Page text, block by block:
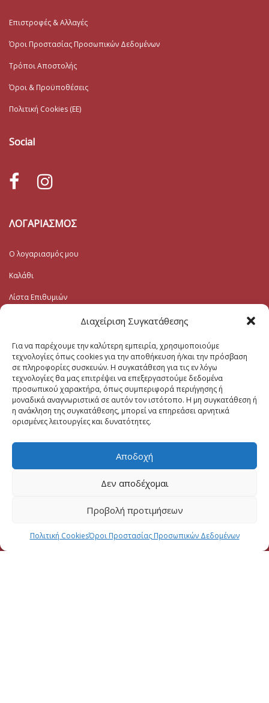
Διαχείριση Συγκατάθεσης
Για να παρέχουμε την καλύτερη εμπειρία, χρησιμοποιούμε
τεχνολογίες όπως cookies για την αποθήκευση ή/και την πρόσβαση
σε πληροφορίες συσκευών. Η συγκατάθεση για τις εν λόγω
τεχνολογίες θα μας επιτρέψει να επεξεργαστούμε δεδομένα
προσωπικού χαρακτήρα, όπως συμπεριφορά περιήγησης ή
μοναδικά αναγνωριστικά σε αυτόν τον ιστότοπο. Η μη συγκατάθεση ή
η ανάκληση της συγκατάθεσης, μπορεί να επηρεάσει αρνητικά
ορισμένες λειτουργίες και δυνατότητες.
Αποδοχή
Δεν αποδέχομαι
Προβολή προτιμήσεων
Πολιτική CookiesΌροι Προστασίας Προσωπικών Δεδομένων
Επιστροφές & Αλλαγές
Όροι Προστασίας Προσωπικών Δεδομένων
Τρόποι Αποστολής
Όροι & Προϋποθέσεις
Πολιτική Cookies (ΕΕ)
Social
ΛΟΓΑΡΙΑΣΜΟΣ
Ο λογαριασμός μου
Καλάθι
Λίστα Επιθυμιών
Εγγραφή στο Ενημερωτικό
Το Email σας (υποχρεωτικο)
Μηνυμα